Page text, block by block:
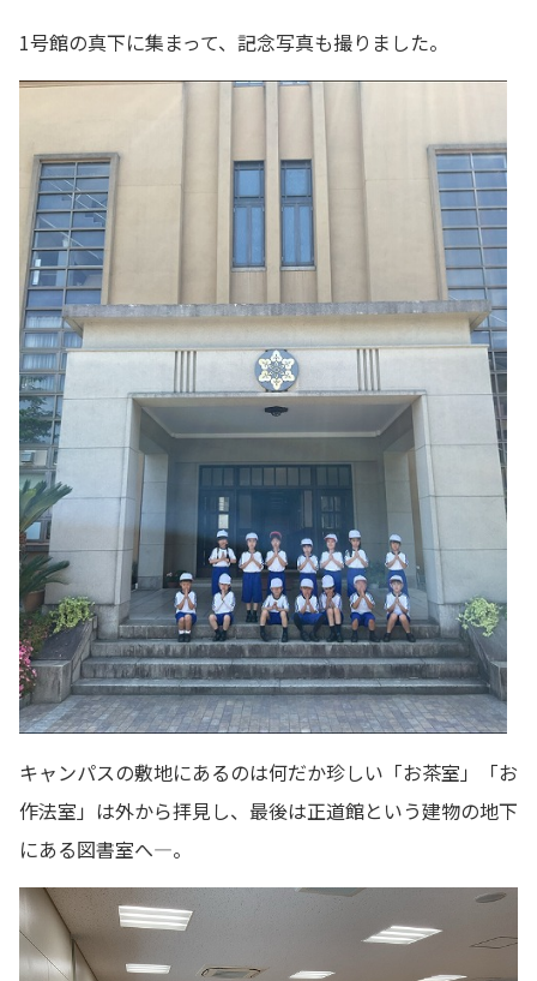
1号館の真下に集まって、記念写真も撮りました。
キャンパスの敷地にあるのは何だか珍しい「お茶室」「お
作法室」は外から拝見し、最後は正道館という建物の地下
にある図書室へ―。